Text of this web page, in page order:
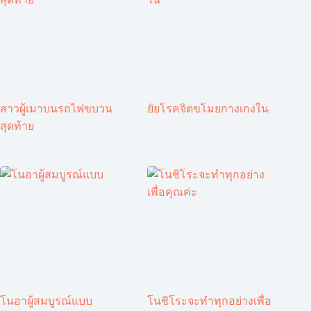
สาวผู้เมาบนรถไฟขบวน
สุดท้าย
ยัยโรคจิตขโมยกางเกงใน
โนอาผู้สมบูรณ์แบบ
โนชิโระจะทำทุกอย่างเพื่อ